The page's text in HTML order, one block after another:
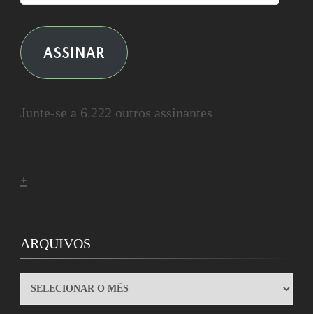
ASSINAR
Junte-se a 6.222 outros assinantes
+
ARQUIVOS
ARQUIVOS